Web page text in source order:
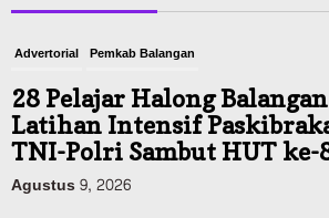
Advertorial Pemkab Balangan
28 Pelajar Halong
Latihan Intensif
TNI-Polri Sambut HUT ke-
Agustus 9, 2026